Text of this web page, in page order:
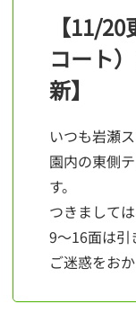
【11/
コート
新】
いつも岩瀬
園内の東側
す。
つきまして
9～16面は引
ご迷惑をお